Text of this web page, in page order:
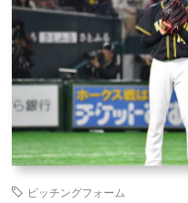
ピッチングフォーム